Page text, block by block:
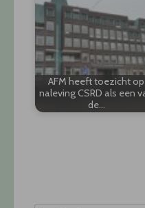
AFM heeft toezicht op
naleving CSRD als een
de…